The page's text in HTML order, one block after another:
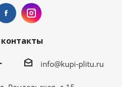
info@kupi-plitu.ru